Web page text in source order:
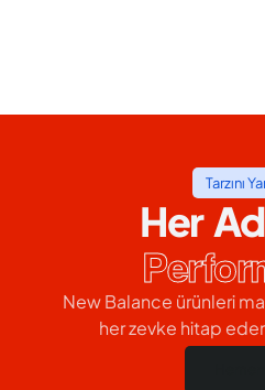
Tarzını
Her
New Balance ürünleri
her zevke hitap